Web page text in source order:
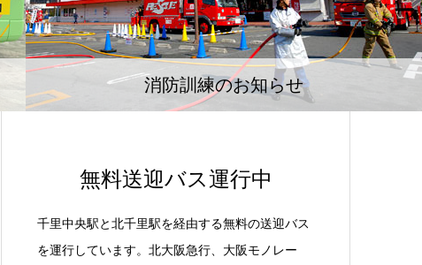
消防訓練のお知らせ
無料送迎バス運行中
千里中央駅と北千里駅を経由する無料の送迎バス
を運行しています。北大阪急行、大阪モノレー